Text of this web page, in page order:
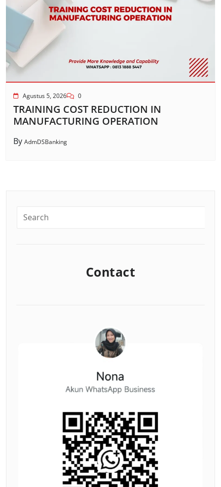
Agustus 5, 2026 0
TRAINING COST REDUCTION IN
MANUFACTURING OPERATION
By AdmDSBanking
Contact